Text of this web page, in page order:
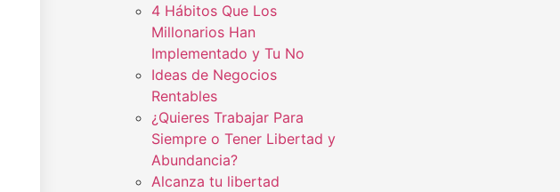
4 Hábitos Que Los
Millonarios Han
Implementado y Tu No
Ideas de Negocios
Rentables
¿Quieres Trabajar Para
Siempre o Tener Libertad y
Abundancia?
Alcanza tu libertad